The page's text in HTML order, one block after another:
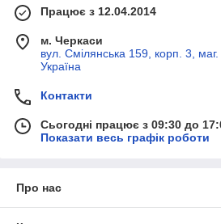
Працює з 12.04.2014
м. Черкаси
вул. Смілянська 159, корп. 3,
Україна
Контакти
Сьогодні працює з 09:30 до
Показати весь графік роботи
Про нас